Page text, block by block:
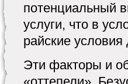
потенциальный
услуги, что в
райские
Эти факторы и